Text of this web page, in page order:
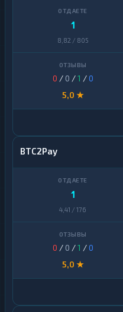
1
8,82 / 805
0 / 0 /1 /0
5,0 ★
BTC2Pay
1
4,41 / 176
0 / 0 /1 /0
5,0 ★